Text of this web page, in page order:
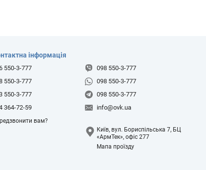
інформація
550-3-777
550-3-777
550-3-777
364-72-59
вам?
098 550-3-777
098 550-3-777
098 550-3-777
info@ovk.ua
Київ, вул. Бориспільська 7, БЦ
«АрмТек», офіс 277
Мапа проїзду